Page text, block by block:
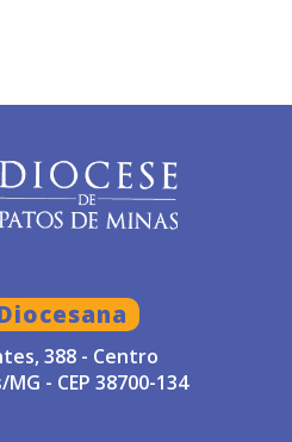
388 - Centro
- CEP 38700-134